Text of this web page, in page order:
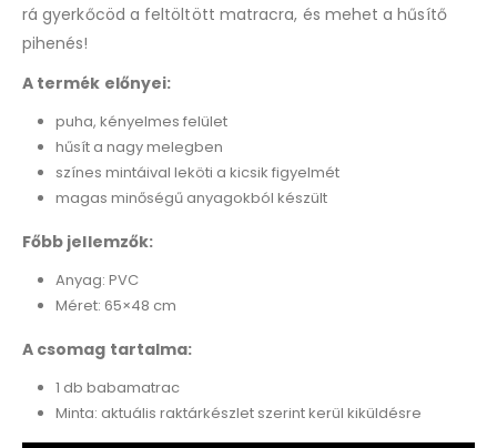
rá gyerkőcöd a feltöltött matracra, és mehet a hűsítő
pihenés!
A termék előnyei:
puha, kényelmes felület
hűsít a nagy melegben
színes mintáival leköti a kicsik figyelmét
magas minőségű anyagokból készült
Főbb jellemzők:
Anyag: PVC
Méret: 65×48 cm
A csomag tartalma:
1 db babamatrac
Minta: aktuális raktárkészlet szerint kerül kiküldésre